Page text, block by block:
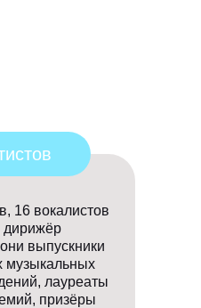
16 вокалистов
дирижёр
выпускники
музыкальных
лауреаты
призёры